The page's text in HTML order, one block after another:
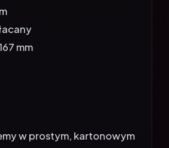
mm
w prostym, kartonowym